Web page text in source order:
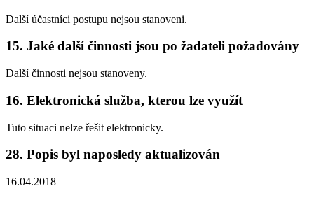
Další účastníci postupu nejsou stanoveni.
15. Jaké další činnosti jsou po žadateli požadovány
Další činnosti nejsou stanoveny.
16. Elektronická služba, kterou lze využít
Tuto situaci nelze řešit elektronicky.
28. Popis byl naposledy aktualizován
16.04.2018